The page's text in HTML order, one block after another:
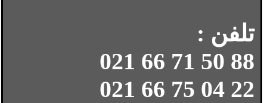
تلفن :
88 50 71 66 021
22 04 75 66 021